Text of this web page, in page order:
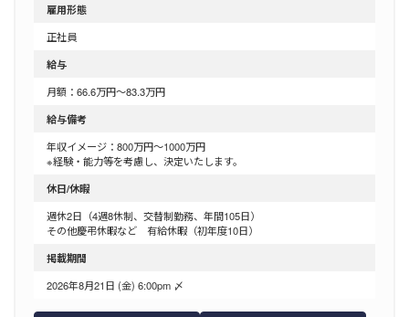
雇用形態
正社員
給与
月額：66.6万円～83.3万円
給与備考
年収イメージ：800万円～1000万円
※経験・能力等を考慮し、決定いたします。
休日/休暇
週休2日（4週8休制、交替制勤務、年間105日）
その他慶弔休暇など 有給休暇（初年度10日）
掲載期間
2026年8月21日 (金) 6:00pm 〆